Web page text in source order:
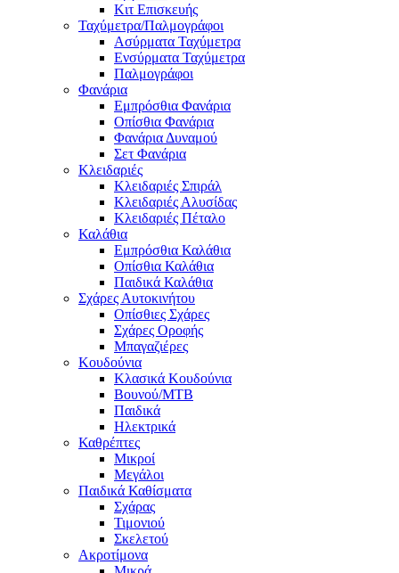
Κιτ Επισκευής
Ταχύμετρα/Παλμογράφοι
Ασύρματα Ταχύμετρα
Ενσύρματα Ταχύμετρα
Παλμογράφοι
Φανάρια
Εμπρόσθια Φανάρια
Οπίσθια Φανάρια
Φανάρια Δυναμού
Σετ Φανάρια
Κλειδαριές
Κλειδαριές Σπιράλ
Κλειδαριές Αλυσίδας
Κλειδαριές Πέταλο
Καλάθια
Εμπρόσθια Καλάθια
Οπίσθια Καλάθια
Παιδικά Καλάθια
Σχάρες Αυτοκινήτου
Οπίσθιες Σχάρες
Σχάρες Οροφής
Μπαγαζιέρες
Κουδούνια
Κλασικά Κουδούνια
Βουνού/MTB
Παιδικά
Ηλεκτρικά
Καθρέπτες
Μικροί
Μεγάλοι
Παιδικά Καθίσματα
Σχάρας
Τιμονιού
Σκελετού
Ακροτίμονα